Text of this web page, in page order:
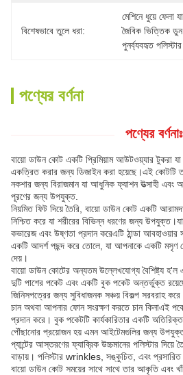
বিশেষভাবে তুলে ধরা:
মেশিনে ধুয়ে ফেলা
জৈবিক ভিত্তিক
পুনর্ব্যবহৃত
পণ্যের বর্ণনা
পণ্যের বর্ণনাঃ
বায়ো ডাউন কোট একটি প্রিমিয়াম আউটওয়্যার টুকরা যা
একত্রিত করার জন্য ডিজাইন করা হয়েছে।এই কোটটি
নকশার জন্য বিরাজমান যা আধুনিক ফ্যাশন উত্সাহী এবং
পূরণের জন্য উপযুক্ত.
নিয়মিত ফিট দিয়ে তৈরি, বায়ো ডাউন কোট একটি
নিশ্চিত করে যা শরীরের বিভিন্ন ধরণের জন্য
কভারেজ এবং উষ্ণতা প্রদান করেএটি ঠান্ডা আবহাওয়ার
একটি আদর্শ পছন্দ করে তোলে, যা আপনাকে একটি মসৃণ
দেয়।
বায়ো ডাউন কোটের অন্যতম উল্লেখযোগ্য বৈশিষ্ট্য হ'ল
দুটি পাশের পকেট এবং একটি বুক পকেট অন্তর্ভুক্ত
জিনিসপত্রের জন্য সুবিধাজনক সঞ্চয় বিকল্প সরবরাহ
চান অথবা আপনার ফোন সংরক্ষণ করতে চান কিনাএই
প্রদান করে। বুক পকেটটি কার্যকারিতার একটি
পৌঁছানোর প্রয়োজন হয় এমন আইটেমগুলির জন্য
প্যান্টের আস্তরণের ফ্যাব্রিক উচ্চমানের পলিস্টার দিয়ে
বাড়ায়। পলিস্টার wrinkles, সঙ্কুচিত, এবং
বায়ো ডাউন কোট সময়ের সাথে সাথে তার আকৃতি এবং